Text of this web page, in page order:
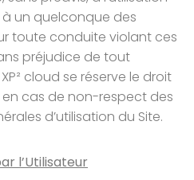
à un quelconque des
toute conduite violant ces
préjudice de tout
cloud se réserve le droit
en cas de non-respect des
d’utilisation du Site.
l’Utilisateur